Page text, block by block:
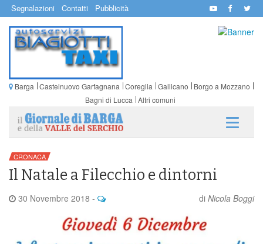
Segnalazioni Contatti Pubblicità
Barga Castelnuovo Garfagnana Coreglia Gallicano
Borgo a Mozzano
Bagni di Lucca Altri comuni
CRONACA
Il Natale a Filecchio e dintorni
30 Novembre 2018 - di Nicola Boggi